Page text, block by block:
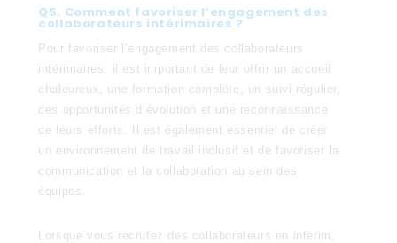
Q5. Comment favoriser l’engagement des
collaborateurs intérimaires ?
Pour favoriser l’engagement des collaborateurs
intérimaires, il est important de leur offrir un accueil
chaleureux, une formation complète, un suivi régulier,
des opportunités d’évolution et une reconnaissance
de leurs efforts. Il est également essentiel de créer
un environnement de travail inclusif et de favoriser la
communication et la collaboration au sein des
équipes.
Lorsque vous recrutez des collaborateurs en intérim,